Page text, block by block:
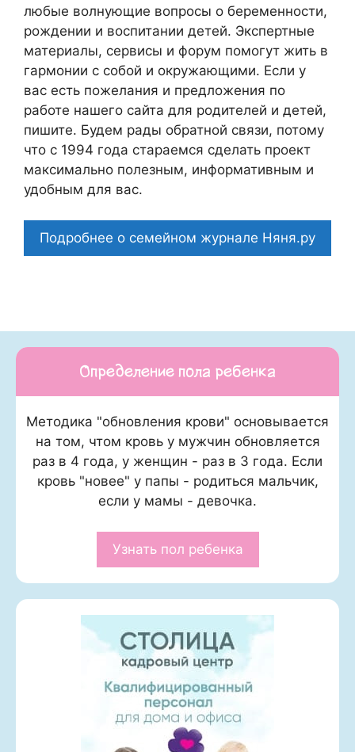
любые волнующие вопросы о беременности,
рождении и воспитании детей. Экспертные
материалы, сервисы и форум помогут жить в
гармонии с собой и окружающими. Если у
вас есть пожелания и предложения по
работе нашего сайта для родителей и детей,
пишите. Будем рады обратной связи, потому
что c 1994 года стараемся сделать проект
максимально полезным, информативным и
удобным для вас.
Подробнее о семейном журнале Няня.ру
Определение пола ребенка
Методика "обновления крови" основывается
на том, чтом кровь у мужчин обновляется
раз в 4 года, у женщин - раз в 3 года. Если
кровь "новее" у папы - родиться мальчик,
если у мамы - девочка.
Узнать пол ребенка